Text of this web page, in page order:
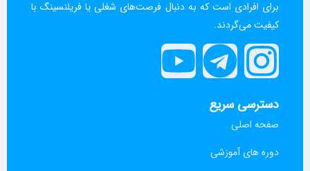
برای افرادی است که به دنبال فرصت‌های شغلی یا فریلنسینگ با
کیفیت می‌گردند.
دسترسی سریع
صفحه اصلی
دوره های آموزشی